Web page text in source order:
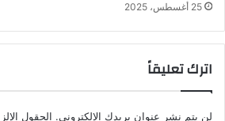
25 أغسطس، 2025
اترك تعليقاً
لن يتم نشر عنوان بريدك الإلكتروني. الحقول